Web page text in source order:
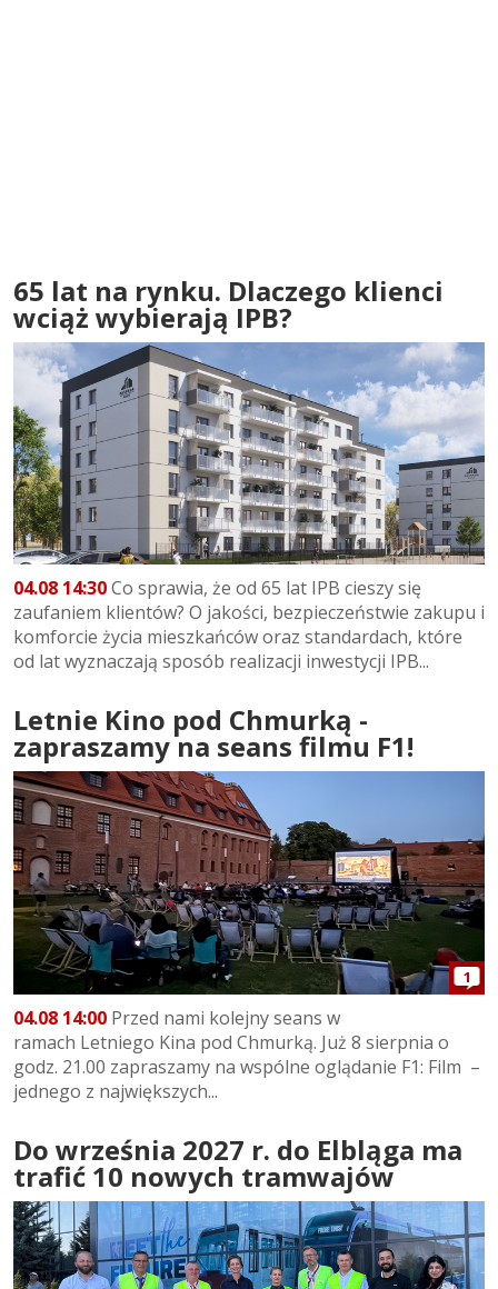
65 lat na rynku. Dlaczego klienci
wciąż wybierają IPB?
04.08 14:30Co sprawia, że od 65 lat IPB cieszy się
zaufaniem klientów? O jakości, bezpieczeństwie zakupu i
komforcie życia mieszkańców oraz standardach, które
od lat wyznaczają sposób realizacji inwestycji IPB...
Letnie Kino pod Chmurką -
zapraszamy na seans filmu F1!
1
04.08 14:00 Przed nami kolejny seans w
ramach Letniego Kina pod Chmurką. Już 8 sierpnia o
godz. 21.00 zapraszamy na wspólne oglądanie F1: Film –
jednego z największych...
Do września 2027 r. do Elbląga ma
trafić 10 nowych tramwajów